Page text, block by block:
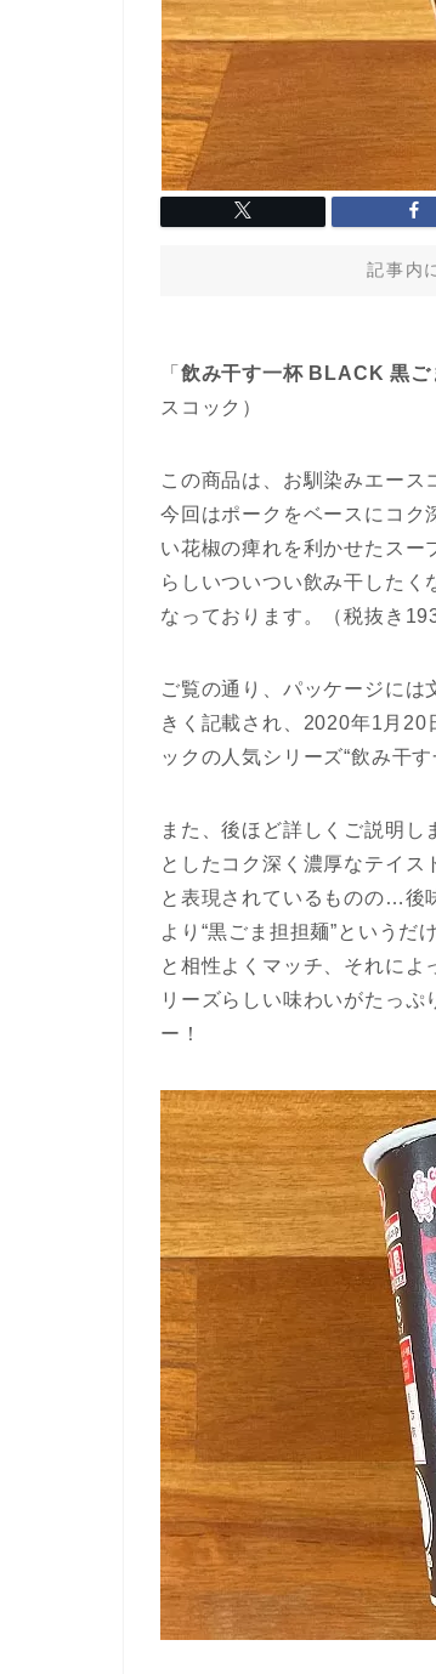
記事内
「 飲み干す一杯 BLACK 黒ご
スコック）
この商品は、お馴染みエース
今回はポークをベースにコク
い花椒の痺れを利かせたスー
らしいついつい飲み干したく
なっております。（税抜き193
ご覧の通り、パッケージには
きく記載され、2020年1月20
ックの人気シリーズ“飲み干
また、後ほど詳しくご説明
としたコク深く濃厚なテイス
と表現されているものの…後
より“黒ごま担担麺”というだ
と相性よくマッチ、それに
リーズらしい味わいがたっ
ー！